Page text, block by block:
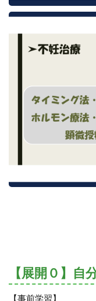
【展開０】自
【事前学習】